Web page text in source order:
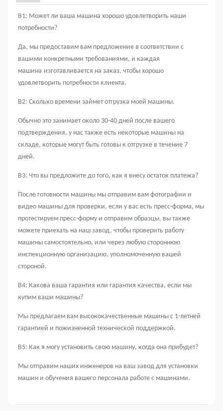
В1: Может ли ваша машина хорошо удовлетворить наши
потребности?
Да, мы предоставим вам предложение в соответствии с
вашими конкретными требованиями, и каждая
машина изготавливается на заказ, чтобы хорошо
удовлетворить потребности клиента.
В2: Сколько времени займет отгрузка моей машины.
Обычно это занимает около 30-40 дней после вашего
подтверждения, у нас также есть некоторые машины на
складе, которые могут быть готовы к отгрузке в течение 7
дней.
В3: Что вы предложите до того, как я внесу остаток платежа?
После готовности машины мы отправим вам фотографии и
видео машины для проверки, если у вас есть пресс-форма, мы
протестируем пресс-форму и отправим образцы, вы также
можете приехать на наш завод, чтобы проверить работу
машины самостоятельно, или через любую стороннюю
инспекционную организацию, уполномоченную вашей
стороной.
В4: Какова ваша гарантия или гарантия качества, если мы
купим ваши машины?
Мы предлагаем вам высококачественные машины с 1-летней
гарантией и пожизненной технической поддержкой.
В5: Как я могу установить свою машину, когда она прибудет?
Мы отправим наших инженеров на ваш завод для установки
машин и обучения вашего персонала работе с машинами.